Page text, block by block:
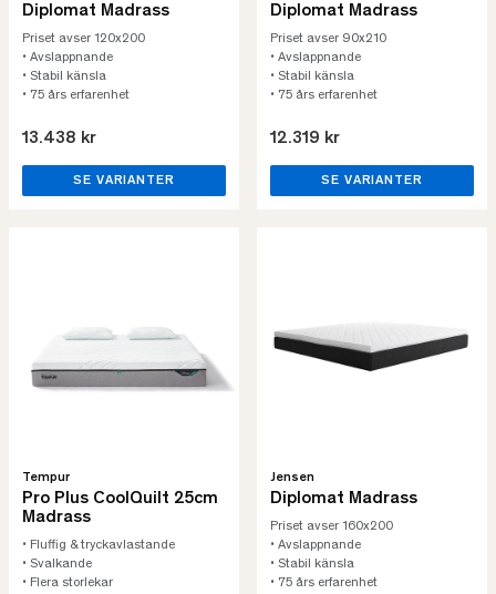
Diplomat Madrass
Priset avser 120x200
• Avslappnande
• Stabil känsla
• 75 års erfarenhet
13.438 kr
SE VARIANTER
Diplomat Madrass
Priset avser 90x210
• Avslappnande
• Stabil känsla
• 75 års erfarenhet
12.319 kr
SE VARIANTER
Tempur
Pro Plus CoolQuilt 25cm
Madrass
• Fluffig & tryckavlastande
• Svalkande
• Flera storlekar
Jensen
Diplomat Madrass
Priset avser 160x200
• Avslappnande
• Stabil känsla
• 75 års erfarenhet